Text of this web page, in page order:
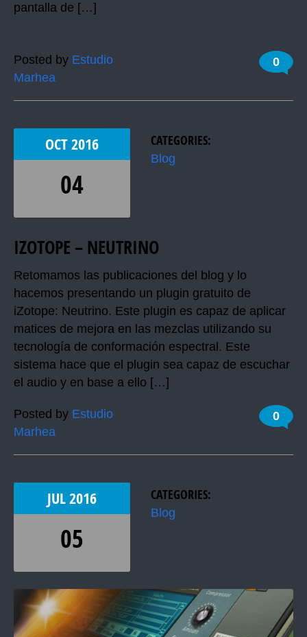
pantalla de […]
Posted by Estudio
Marhea
0
OCT2016
04
CATEGORIES:
Blog
IZOTOPE – NEUTRINO
Retomamos las publicaciones del blog y lo
hacemos presentando un plugin gratuito de
iZotope: Neutrino. Este plugin es capaz de aplicar
matices de mejora en las mezclas utilizando su
tecnología de conformación espectral. Este
sistema hace que el plugin sea capaz de escuchar
el audio y en base a ello […]
Posted by Estudio
Marhea
0
JUL2016
05
CATEGORIES:
Blog